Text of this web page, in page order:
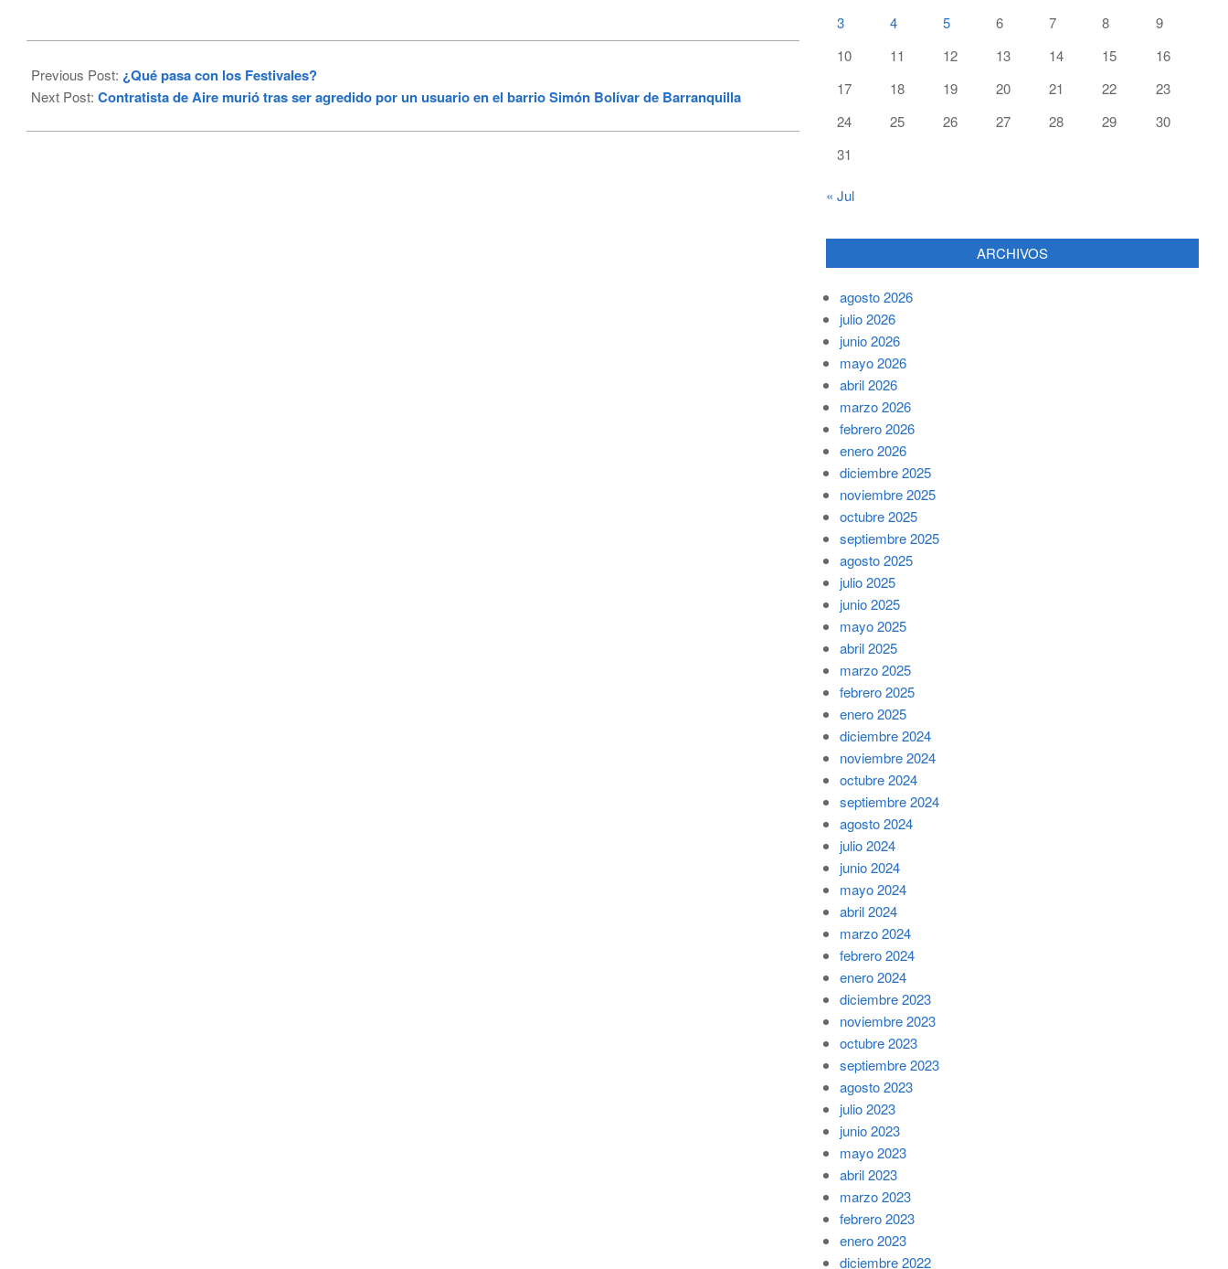
01-
02
Previous Post: ¿Qué pasa con los Festivales?
Next Post: Contratista de Aire murió tras ser agredido por un usuario en el barrio Simón Bolívar de Barranquilla
3
4 5 6 7 8
9
10
11 12 13 14 15
16
17
18 19 20 21 22
23
24
25 26 27 28 29
30
31
« Jul
ARCHIVOS
agosto 2026
julio 2026
junio 2026
mayo 2026
abril 2026
marzo 2026
febrero 2026
enero 2026
diciembre 2025
noviembre 2025
octubre 2025
septiembre 2025
agosto 2025
julio 2025
junio 2025
mayo 2025
abril 2025
marzo 2025
febrero 2025
enero 2025
diciembre 2024
noviembre 2024
octubre 2024
septiembre 2024
agosto 2024
julio 2024
junio 2024
mayo 2024
abril 2024
marzo 2024
febrero 2024
enero 2024
diciembre 2023
noviembre 2023
octubre 2023
septiembre 2023
agosto 2023
julio 2023
junio 2023
mayo 2023
abril 2023
marzo 2023
febrero 2023
enero 2023
diciembre 2022